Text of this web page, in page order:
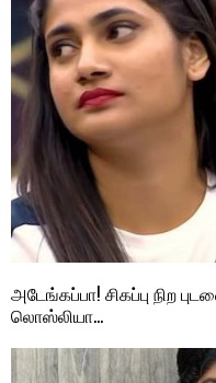
அடேங்கப்பா! சிகப்பு நிற
லொஸ்லியா…